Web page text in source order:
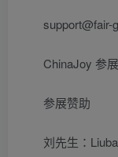
support@fair-
ChinaJoy 参展
参展赞助
刘先生：